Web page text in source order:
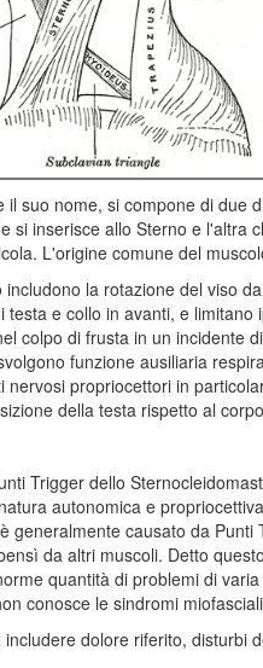
il suo nome, si compone di due
si inserisce allo Sterno e l'altra
L'origine comune del
la rotazione del viso
testa e collo in avanti, e limitano
colpo di frusta in un incidente
funzione ausiliaria
nervosi propriocettori in
della testa rispetto al
Trigger dello
autonomica e
generalmente causato da Punti
da altri muscoli. Detto
quantità di problemi di
conosce le sindromi
dolore riferito, disturbi